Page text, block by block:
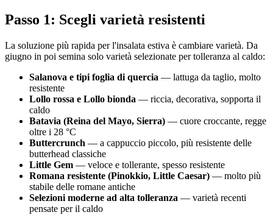
Passo 1: Scegli varietà resistenti
La soluzione più rapida per l'insalata estiva è cambiare varietà. Da
giugno in poi semina solo varietà selezionate per tolleranza al caldo:
Salanova e tipi foglia di quercia — lattuga da taglio, molto
resistente
Lollo rossa e Lollo bionda — riccia, decorativa, sopporta il
caldo
Batavia (Reina del Mayo, Sierra) — cuore croccante, regge
oltre i 28 °C
Buttercrunch — a cappuccio piccolo, più resistente delle
butterhead classiche
Little Gem — veloce e tollerante, spesso resistente
Romana resistente (Pinokkio, Little Caesar) — molto più
stabile delle romane antiche
Selezioni moderne ad alta tolleranza — varietà recenti
pensate per il caldo